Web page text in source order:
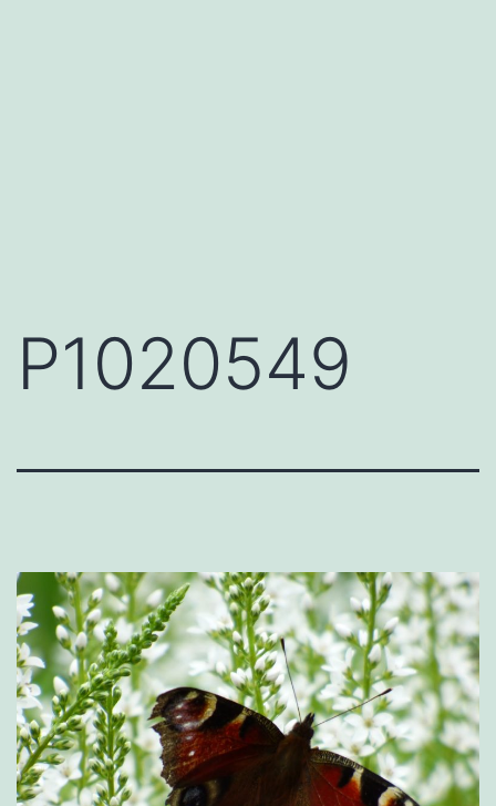
P1020549